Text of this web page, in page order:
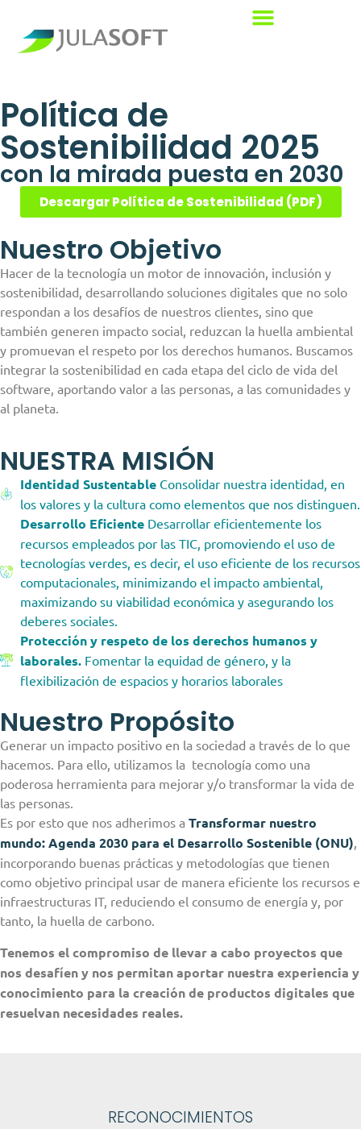
Política de
Sostenibilidad 2025
con la mirada puesta en 2030
Descargar Política de Sostenibilidad (PDF)
Nuestro Objetivo
Hacer de la tecnología un motor de innovación, inclusión y
sostenibilidad, desarrollando soluciones digitales que no solo
respondan a los desafíos de nuestros clientes, sino que
también generen impacto social, reduzcan la huella ambiental
y promuevan el respeto por los derechos humanos. Buscamos
integrar la sostenibilidad en cada etapa del ciclo de vida del
software, aportando valor a las personas, a las comunidades y
al planeta.
NUESTRA MISIÓN
Identidad Sustentable Consolidar nuestra identidad, en
los valores y la cultura como elementos que nos distinguen.
Desarrollo Eficiente Desarrollar eficientemente los
recursos empleados por las TIC, promoviendo el uso de
tecnologías verdes, es decir, el uso eficiente de los recursos
computacionales, minimizando el impacto ambiental,
maximizando su viabilidad económica y asegurando los
deberes sociales.
Protección y respeto de los derechos humanos y
laborales. Fomentar la equidad de género, y la
flexibilización de espacios y horarios laborales
Nuestro Propósito
Generar un impacto positivo en la sociedad a través de lo que
hacemos. Para ello, utilizamos la tecnología como una
poderosa herramienta para mejorar y/o transformar la vida de
las personas.
Es por esto que nos adherimos a Transformar nuestro
mundo: Agenda 2030 para el Desarrollo Sostenible (ONU),
incorporando buenas prácticas y metodologías que tienen
como objetivo principal usar de manera eficiente los recursos e
infraestructuras IT, reduciendo el consumo de energía y, por
tanto, la huella de carbono.
Tenemos el compromiso de llevar a cabo proyectos que
nos desafíen y nos permitan aportar nuestra experiencia y
conocimiento para la creación de productos digitales que
resuelvan necesidades reales.
RECONOCIMIENTOS